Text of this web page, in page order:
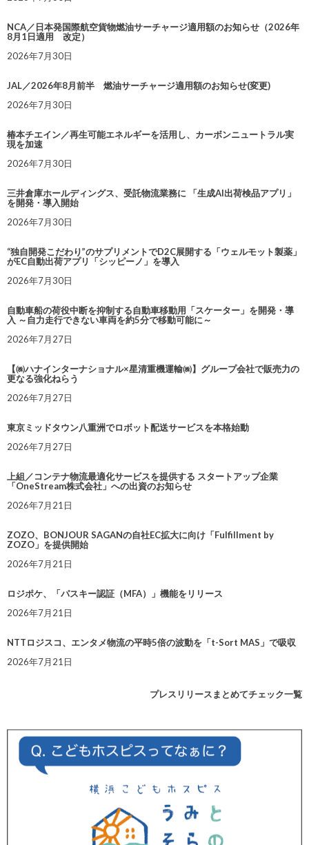
NCA／日本発国際航空貨物燃油サーチャージ適用額のお知らせ（2026年
8月1日適用 改定）
2026年7月30日
JAL／2026年8月前半 燃油サーチャージ適用額のお知らせ(変更)
2026年7月30日
椿本チエイン／再生可能エネルギーを活用し、カーボンニュートラル実
現を加速
2026年7月30日
三井倉庫ホールディングス、受託物流業務に 「生成AI出荷検品アプリ」
を開発・導入開始
2026年7月30日
“独自開発こだわり”のサプリメントでD2C展開する「ウェルモット製薬」
がEC自動出荷アプリ「シッピーノ」を導入
2026年7月30日
自動車船の荷役中断を抑制する自動車移動用「スケーター」を開発・導
入 ～自力走行できない車両を約5分で移動可能に～
2026年7月27日
【㈱ハナインターナショナル×星清重機運輸㈱】グループ会社で販売力の
更なる強化ねらう
2026年7月27日
東京ミッドタウン八重洲でロボット配送サービスを本格始動
2026年7月27日
上組／コンテナ物流最適化サービスを提供する スタートアップ企業
「OneStream株式会社」への出資のお知らせ
2026年7月21日
ZOZO、BONJOUR SAGANの自社EC拡大に向け「Fulfillment by
ZOZO」を提供開始
2026年7月21日
ロジポケ、「パスキー認証（MFA）」機能をリリース
2026年7月21日
NTTロジスコ、エンタメ物流の平時5倍の波動を「t-Sort MAS」で吸収
2026年7月21日
プレスリリースまとめてチェック一覧